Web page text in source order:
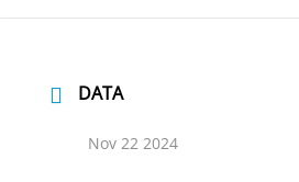
DATA
Nov 22 2024